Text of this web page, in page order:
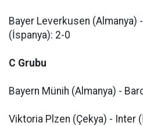
Bayer Leverkusen (Almanya)
(İspanya): 2-0
C Grubu
Bayern Münih (Almanya) -
Viktoria Plzen (Çekya) - Inter